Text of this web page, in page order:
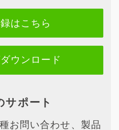
はこちら
ウンロード
サポート
お問い合わせ、製品